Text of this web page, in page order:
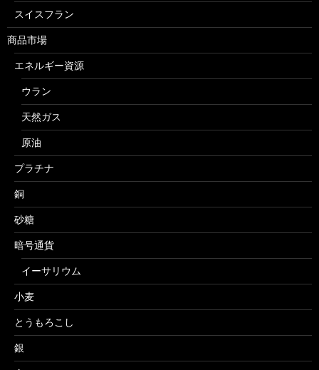
スイスフラン
商品市場
エネルギー資源
ウラン
天然ガス
原油
プラチナ
銅
砂糖
暗号通貨
イーサリウム
小麦
とうもろこし
銀